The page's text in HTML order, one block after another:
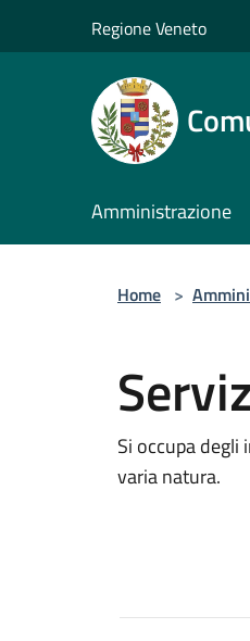
Regione Veneto
Amministrazione
Home >
Si occupa
varia natura.